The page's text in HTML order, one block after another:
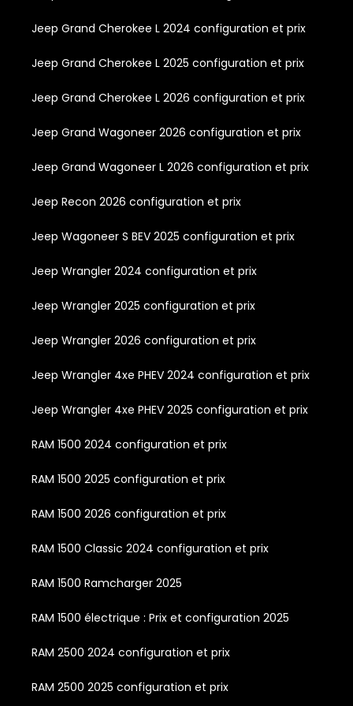
Jeep Grand Cherokee L 2024 configuration et prix
Jeep Grand Cherokee L 2025 configuration et prix
Jeep Grand Cherokee L 2026 configuration et prix
Jeep Grand Wagoneer 2026 configuration et prix
Jeep Grand Wagoneer L 2026 configuration et prix
Jeep Recon 2026 configuration et prix
Jeep Wagoneer S BEV 2025 configuration et prix
Jeep Wrangler 2024 configuration et prix
Jeep Wrangler 2025 configuration et prix
Jeep Wrangler 2026 configuration et prix
Jeep Wrangler 4xe PHEV 2024 configuration et prix
Jeep Wrangler 4xe PHEV 2025 configuration et prix
RAM 1500 2024 configuration et prix
RAM 1500 2025 configuration et prix
RAM 1500 2026 configuration et prix
RAM 1500 Classic 2024 configuration et prix
RAM 1500 Ramcharger 2025
RAM 1500 électrique : Prix et configuration 2025
RAM 2500 2024 configuration et prix
RAM 2500 2025 configuration et prix